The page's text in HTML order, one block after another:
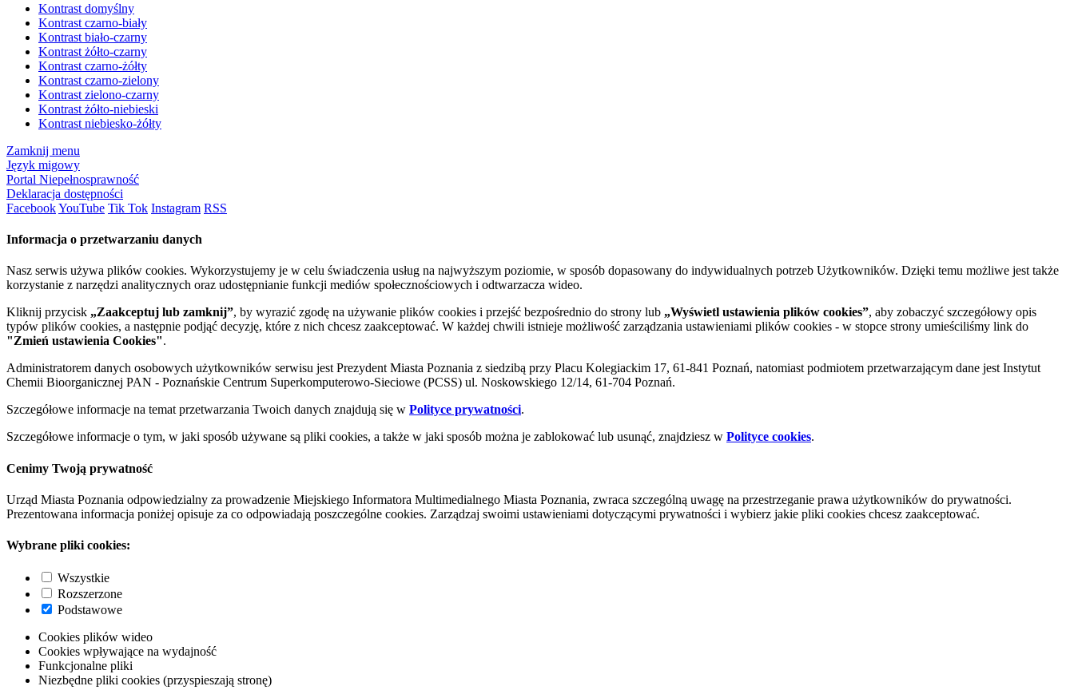
Kontrast domyślny
Kontrast czarno-biały
Kontrast biało-czarny
Kontrast żółto-czarny
Kontrast czarno-żółty
Kontrast czarno-zielony
Kontrast zielono-czarny
Kontrast żółto-niebieski
Kontrast niebiesko-żółty
Zamknij menu
Język migowy
Portal Niepełnosprawność
Deklaracja dostępności
FacebookYouTube Tik Tok Instagram RSS
Informacja o przetwarzaniu danych
Nasz serwis używa plików cookies. Wykorzystujemy je w celu świadczenia usług na najwyższym poziomie, w sposób dopasowany do indywidualnych potrzeb Użytkowników. Dzięki temu możliwe jest także
korzystanie z narzędzi analitycznych oraz udostępnianie funkcji mediów społecznościowych i odtwarzacza wideo.
Kliknij przycisk „Zaakceptuj lub zamknij”, by wyrazić zgodę na używanie plików cookies i przejść bezpośrednio do strony lub „Wyświetl ustawienia plików cookies”, aby zobaczyć szczegółowy opis
typów plików cookies, a następnie podjąć decyzję, które z nich chcesz zaakceptować. W każdej chwili istnieje możliwość zarządzania ustawieniami plików cookies - w stopce strony umieściliśmy link do
"Zmień ustawienia Cookies".
Administratorem danych osobowych użytkowników serwisu jest Prezydent Miasta Poznania z siedzibą przy Placu Kolegiackim 17, 61-841 Poznań, natomiast podmiotem przetwarzającym dane jest Instytut
Chemii Bioorganicznej PAN - Poznańskie Centrum Superkomputerowo-Sieciowe (PCSS) ul. Noskowskiego 12/14, 61-704 Poznań.
Szczegółowe informacje na temat przetwarzania Twoich danych znajdują się w Polityce prywatności.
Szczegółowe informacje o tym, w jaki sposób używane są pliki cookies, a także w jaki sposób można je zablokować lub usunąć, znajdziesz w Polityce cookies.
Cenimy Twoją prywatność
Urząd Miasta Poznania odpowiedzialny za prowadzenie Miejskiego Informatora Multimedialnego Miasta Poznania, zwraca szczególną uwagę na przestrzeganie prawa użytkowników do prywatności.
Prezentowana informacja poniżej opisuje za co odpowiadają poszczególne cookies. Zarządzaj swoimi ustawieniami dotyczącymi prywatności i wybierz jakie pliki cookies chcesz zaakceptować.
Wybrane pliki cookies:
Wszystkie
Rozszerzone
Podstawowe
Cookies plików wideo
Cookies wpływające na wydajność
Funkcjonalne pliki
Niezbędne pliki cookies (przyspieszają stronę)